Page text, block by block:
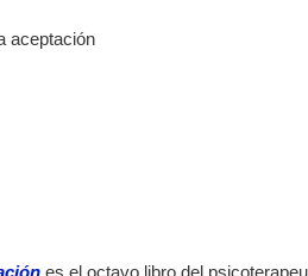
es el octavo libro del